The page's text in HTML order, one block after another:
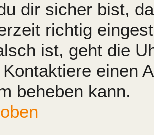
dir sicher bist,
richtig
ist, geht die
einen
beheben kann.